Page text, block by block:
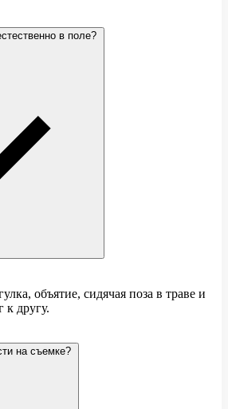
в поле?
объятие, сидячая поза в траве и
к другу.
на съемке?